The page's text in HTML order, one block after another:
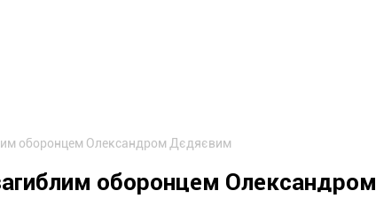
оборонцем Олександром Дєдяєвим
оборонцем Олександром